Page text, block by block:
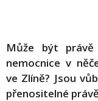
Může být právě
nemocnice v
ve Zlíně? Jsou
přenositelné